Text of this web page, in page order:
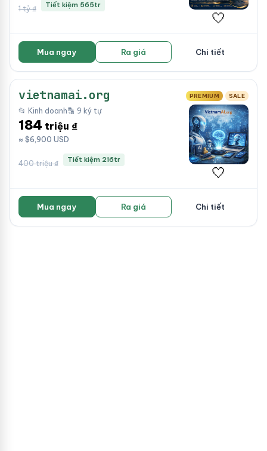
1 tỷ ₫ Tiết kiệm 565tr
🤍
Mua ngay Ra giá Chi tiết
vietnamai.org PREMIUM SALE
📂 Kinh doanh🔡 9 ký tự
184 triệu ₫
≈ $6,900 USD
400 triệu ₫ Tiết kiệm 216tr
🤍
Mua ngay Ra giá Chi tiết